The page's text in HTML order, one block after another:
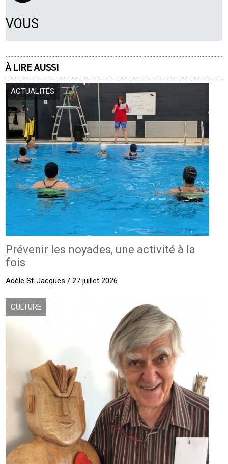
VOUS
À LIRE AUSSI
ACTUALITÉS
Prévenir les noyades, une activité à la
fois
Adèle St-Jacques / 27 juillet 2026
CULTURE